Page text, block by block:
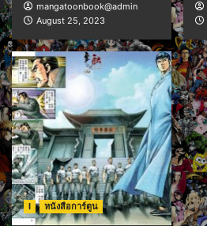
mangatoonbook@admin
August 25, 2023
I หนังสือการ์ตูน